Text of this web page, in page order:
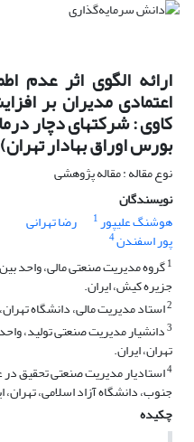
ارائه الگوی اثر عدم
اعتمادی مدیران بر
کاوی : شرکتهای دچار
بورس اوراق بهادار تهران)
نوع مقاله : مقاله پژوهشی
نویسندگان
هوشنگ علیپور1 رضا تهرانی
پور اسفندن4
1گروه مدیریت صنعتی مالی، واحد
جزیره کیش، ایران.
2استاد مدیریت مالی، دانشگاه
3دانشیار مدیریت صنعتی تولید،
تهران، ایران.
4استادیار مدیریت صنعتی تحقیق
جنوب، دانشگاه آزاد اسلامی، تهران،
چکیده